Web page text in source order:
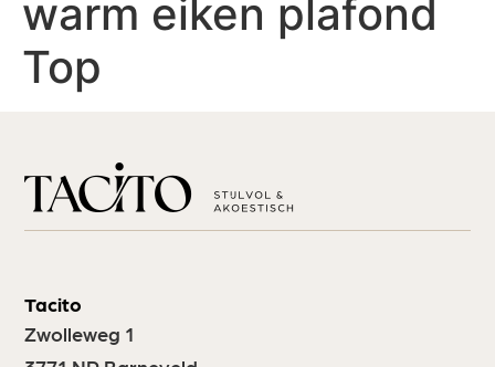
warm eiken plafond
Top
Tacito
Zwolleweg 1